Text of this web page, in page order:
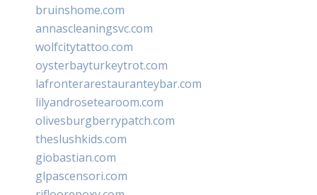
bruinshome.com
annascleaningsvc.com
wolfcitytattoo.com
oysterbayturkeytrot.com
lafronterarestauranteybar.com
lilyandrosetearoom.com
olivesburgberrypatch.com
theslushkids.com
giobastian.com
glpascensori.com